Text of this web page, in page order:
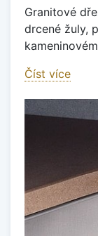
Granitové
drcené žuly,
Číst více